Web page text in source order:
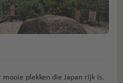
plekken die Japan rijk is.